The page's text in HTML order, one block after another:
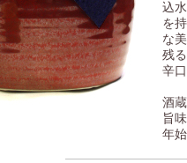
込
を
な
残
辛
酒
旨
年